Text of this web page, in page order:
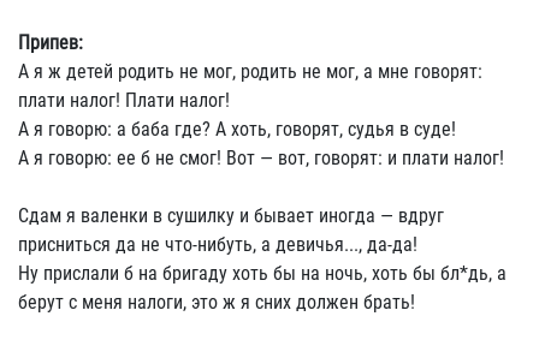
Припев:
А я ж детей родить не мог, родить не мог, а мне говорят:
плати налог! Плати налог!
А я говорю: а баба где? А хоть, говорят, судья в суде!
А я говорю: ее б не смог! Вот — вот, говорят: и плати налог!
Сдам я валенки в сушилку и бывает иногда — вдруг
присниться да не что-нибуть, а девичья..., да-да!
Ну прислали б на бригаду хоть бы на ночь, хоть бы бл*дь, а
берут с меня налоги, это ж я сних должен брать!